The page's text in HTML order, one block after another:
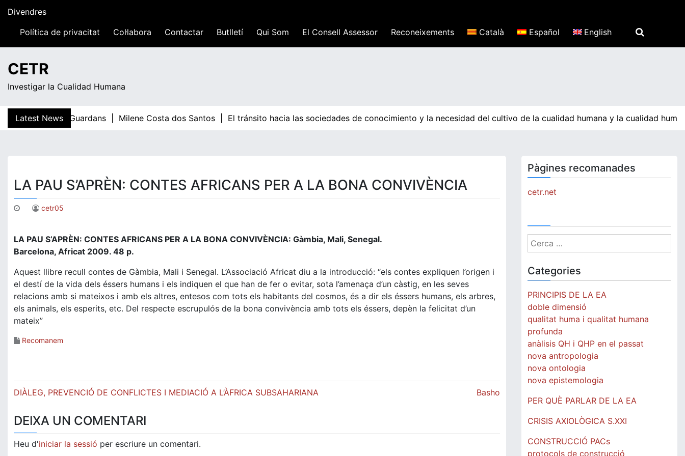
content
Divendres
05:07Política de privacitat Col·labora Contactar Butlletí Qui Som El Consell Assessor Reconeixements Català Español English
CETR
Investigar la Cualidad Humana
Latest News
Teresa Guardans | Milene Costa dos Santos | El tránsito hacia las sociedades de conocimiento y la necesidad del cultivo de la cualidad humana y la cualidad
LA PAU S’APRÈN: CONTES AFRICANS PER A LA BONA CONVIVÈNCIA
cetr05
LA PAU S’APRÈN: CONTES AFRICANS PER A LA BONA CONVIVÈNCIA: Gàmbia, Mali, Senegal.
Barcelona, Africat 2009. 48 p.
Aquest llibre recull contes de Gàmbia, Mali i Senegal. L’Associació Africat diu a la introducció: “els contes expliquen l’origen i
el destí de la vida dels éssers humans i els indiquen el que han de fer o evitar, sota l’amenaça d’un càstig, en les seves
relacions amb si mateixos i amb els altres, entesos com tots els habitants del cosmos, és a dir els éssers humans, els arbres,
els animals, els esperits, etc. Del respecte escrupulós de la bona convivència amb tots els éssers, depèn la felicitat d’un
mateix”
Recomanem
Navegació
DIÀLEG, PREVENCIÓ DE CONFLICTES I MEDIACIÓ A L’ÀFRICA SUBSAHARIANA Basho
DEIXA UN COMENTARI
Heu d'iniciar la sessió per escriure un comentari.
Pàgines recomanades
cetr.net
Cerca:
Categories
PRINCIPIS DE LA EA
doble dimensió
qualitat huma i qualitat humana
profunda
anàlisis QH i QHP en el passat
nova antropologia
nova ontologia
nova epistemologia
PER QUÈ PARLAR DE LA EA
CRISIS AXIOLÒGICA S.XXI
CONSTRUCCIÓ PACs
protocols de construcció